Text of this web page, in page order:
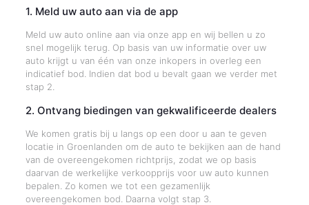
1. Meld uw auto aan via de app
Meld uw auto online aan via onze app en wij bellen u zo
snel mogelijk terug. Op basis van uw informatie over uw
auto krijgt u van één van onze inkopers in overleg een
indicatief bod. Indien dat bod u bevalt gaan we verder met
stap 2.
2. Ontvang biedingen van gekwalificeerde dealers
We komen gratis bij u langs op een door u aan te geven
locatie in Groenlanden om de auto te bekijken aan de hand
van de overeengekomen richtprijs, zodat we op basis
daarvan de werkelijke verkoopprijs voor uw auto kunnen
bepalen. Zo komen we tot een gezamenlijk
overeengekomen bod. Daarna volgt stap 3.